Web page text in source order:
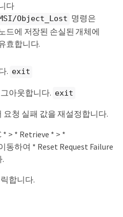
다
Object_Lost 명령은
드에 저장된 손실된 개체에
효합니다.
. exit
아웃합니다. exit
요청 실패 값을 재설정합니다.
* > * Retrieve * > *
동하여 * Reset Request Failure
합니다.